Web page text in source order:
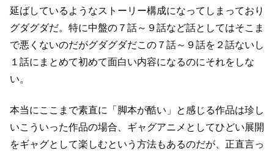
延ばしているようなストーリー構成になってしまっており
グダグダだ。 特に中盤の７話～９話など話としてはそこま
で悪くないのだがグダグダだこの７話～９話を２話ないし
１話にまとめて初めて面白い内容になるのにそれをしな
い。
本当にここまで素直に「脚本が酷い」と感じる作品は珍し
いこういった作品の場合、ギャグアニメとしてひどい展開
をギャグとして楽しむという方法もあるのだが、 正直言っ